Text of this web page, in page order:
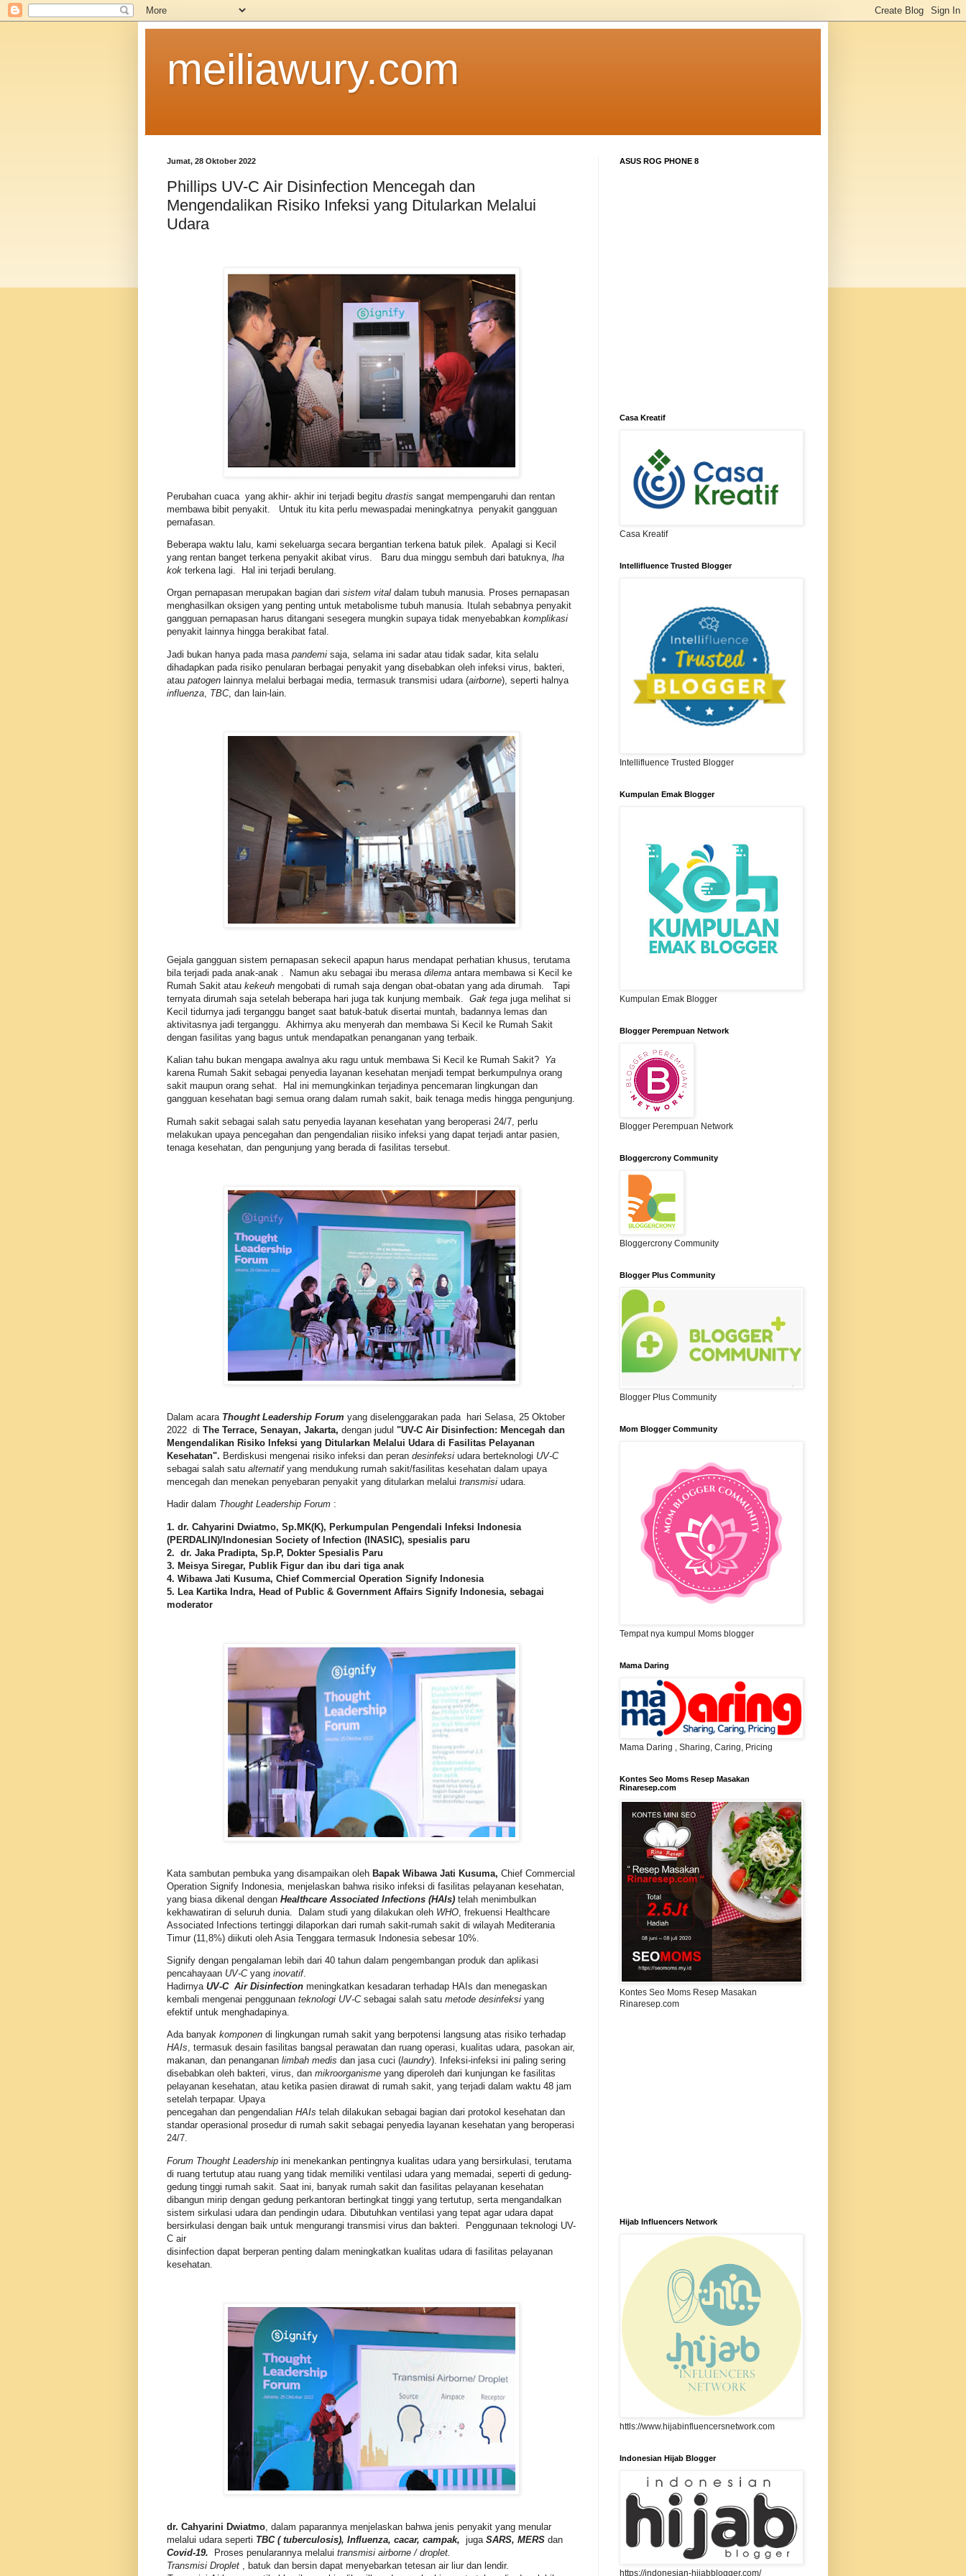
meiliawury.com
Jumat, 28 Oktober 2022
Phillips UV-C Air Disinfection Mencegah dan
Mengendalikan Risiko Infeksi yang Ditularkan Melalui
Udara
Perubahan cuaca yang akhir- akhir ini terjadi begitu drastis sangat mempengaruhi dan rentan
membawa bibit penyakit. Untuk itu kita perlu mewaspadai meningkatnya penyakit gangguan
pernafasan.
Beberapa waktu lalu, kami sekeluarga secara bergantian terkena batuk pilek. Apalagi si Kecil
yang rentan banget terkena penyakit akibat virus. Baru dua minggu sembuh dari batuknya, lha
kok terkena lagi. Hal ini terjadi berulang.
Organ pernapasan merupakan bagian dari sistem vital dalam tubuh manusia. Proses pernapasan
menghasilkan oksigen yang penting untuk metabolisme tubuh manusia. Itulah sebabnya penyakit
gangguan pernapasan harus ditangani sesegera mungkin supaya tidak menyebabkan komplikasi
penyakit lainnya hingga berakibat fatal.
Jadi bukan hanya pada masa pandemi saja, selama ini sadar atau tidak sadar, kita selalu
dihadapkan pada risiko penularan berbagai penyakit yang disebabkan oleh infeksi virus, bakteri,
atau patogen lainnya melalui berbagai media, termasuk transmisi udara (airborne), seperti halnya
influenza TBC, dan lain-lain.
Gejala gangguan sistem pernapasan sekecil apapun harus mendapat perhatian khusus, terutama
bila terjadi pada anak-anak . Namun aku sebagai ibu merasa dilema antara membawa si Kecil ke
Rumah Sakit atau kekeuh mengobati di rumah saja dengan obat-obatan yang ada dirumah. Tapi
ternyata dirumah saja setelah beberapa hari juga tak kunjung membaik. Gak tega juga melihat si
Kecil tidurnya jadi terganggu banget saat batuk-batuk disertai muntah, badannya lemas dan
aktivitasnya jadi terganggu. Akhirnya aku menyerah dan membawa Si Kecil ke Rumah Sakit
dengan fasilitas yang bagus untuk mendapatkan penanganan yang terbaik.
Kalian tahu bukan mengapa awalnya aku ragu untuk membawa Si Kecil ke Rumah Sakit? Ya
karena Rumah Sakit sebagai penyedia layanan kesehatan menjadi tempat berkumpulnya orang
sakit maupun orang sehat. Hal ini memungkinkan terjadinya pencemaran lingkungan dan
gangguan kesehatan bagi semua orang dalam rumah sakit, baik tenaga medis hingga pengunjung.
Rumah sakit sebagai salah satu penyedia layanan kesehatan yang beroperasi 24/7, perlu
melakukan upaya pencegahan dan pengendalian riisiko infeksi yang dapat terjadi antar pasien,
tenaga kesehatan, dan pengunjung yang berada di fasilitas tersebut.
Dalam acara Thought Leadership Forum yang diselenggarakan pada hari Selasa, 25 Oktober
2022 di The Terrace, Senayan, Jakarta, dengan judul "UV-C Air Disinfection: Mencegah dan
Mengendalikan Risiko Infeksi yang Ditularkan Melalui Udara di Fasilitas Pelayanan
Kesehatan". Berdiskusi mengenai risiko infeksi dan peran desinfeksi udara berteknologi UV-C
sebagai salah satu alternatifyang mendukung rumah sakit/fasilitas kesehatan dalam upaya
mencegah dan menekan penyebaran penyakit yang ditularkan melalui transmisi udara.
Hadir dalam Thought Leadership Forum :
1. dr. Cahyarini Dwiatmo, Sp.MK(K), Perkumpulan Pengendali Infeksi Indonesia
(PERDALIN)/Indonesian Society of Infection (INASIC), spesialis paru
2. dr. Jaka Pradipta, Sp.P, Dokter Spesialis Paru
3. Meisya Siregar, Publik Figur dan ibu dari tiga anak
4. Wibawa Jati Kusuma, Chief Commercial Operation Signify Indonesia
5. Lea Kartika Indra, Head of Public & Government Affairs Signify Indonesia, sebagai
moderator
Kata sambutan pembuka yang disampaikan oleh Bapak Wibawa Jati Kusuma, Chief Commercial
Operation Signify Indonesia, menjelaskan bahwa risiko infeksi di fasilitas pelayanan kesehatan,
yang biasa dikenal dengan Healthcare Associated Infections (HAIs) telah menimbulkan
kekhawatiran di seluruh dunia. Dalam studi yang dilakukan oleh WHO, frekuensi Healthcare
Associated Infections tertinggi dilaporkan dari rumah sakit-rumah sakit di wilayah Mediterania
Timur (11,8%) diikuti oleh Asia Tenggara termasuk Indonesia sebesar 10%.
Signify dengan pengalaman lebih dari 40 tahun dalam pengembangan produk dan aplikasi
pencahayaan UV-Cyang inovatif.
Hadirnya UV-C Air Disinfection meningkatkan kesadaran terhadap HAIs dan menegaskan
kembali mengenai penggunaan teknologi UV-C sebagai salah satu metode desinfeksi yang
efektif untuk menghadapinya.
Ada banyak komponen di lingkungan rumah sakit yang berpotensi langsung atas risiko terhadap
HAIs, termasuk desain fasilitas bangsal perawatan dan ruang operasi, kualitas udara, pasokan air,
makanan, dan penanganan limbah medis dan jasa cuci (laundry). Infeksi-infeksi ini paling sering
disebabkan oleh bakteri, virus, dan mikroorganisme yang diperoleh dari kunjungan ke fasilitas
pelayanan kesehatan, atau ketika pasien dirawat di rumah sakit, yang terjadi dalam waktu 48 jam
setelah terpapar. Upaya
pencegahan dan pengendalian HAIs telah dilakukan sebagai bagian dari protokol kesehatan dan
standar operasional prosedur di rumah sakit sebagai penyedia layanan kesehatan yang beroperasi
24/7.
Forum Thought Leadership ini menekankan pentingnya kualitas udara yang bersirkulasi, terutama
di ruang tertutup atau ruang yang tidak memiliki ventilasi udara yang memadai, seperti di gedung-
gedung tinggi rumah sakit. Saat ini, banyak rumah sakit dan fasilitas pelayanan kesehatan
dibangun mirip dengan gedung perkantoran bertingkat tinggi yang tertutup, serta mengandalkan
sistem sirkulasi udara dan pendingin udara. Dibutuhkan ventilasi yang tepat agar udara dapat
bersirkulasi dengan baik untuk mengurangi transmisi virus dan bakteri. Penggunaan teknologi UV-
C air
disinfection dapat berperan penting dalam meningkatkan kualitas udara di fasilitas pelayanan
kesehatan.
dr. Cahyarini Dwiatmo, dalam paparannya menjelaskan bahwa jenis penyakit yang menular
melalui udara seperti TBC ( tuberculosis), Influenza, cacar, campak, jugaSARS, MERS dan
Covid-19. Proses penularannya melalui transmisi airborne / droplet.
Transmisi Droplet , batuk dan bersin dapat menyebarkan tetesan air liur dan lendir.
ASUS ROG PHONE 8
Casa Kreatif
Casa Kreatif
Intellifluence Trusted Blogger
Intellifluence Trusted Blogger
Kumpulan Emak Blogger
Kumpulan Emak Blogger
Blogger Perempuan Network
Blogger Perempuan Network
Bloggercrony Community
Bloggercrony Community
Blogger Plus Community
Blogger Plus Community
Mom Blogger Community
Tempat nya kumpul Moms blogger
Mama Daring
Mama Daring , Sharing, Caring, Pricing
Kontes Seo Moms Resep Masakan
Rinaresep.com
Kontes Seo Moms Resep Masakan
Rinaresep.com
Hijab Influencers Network
httls://www.hijabinfluencersnetwork.com
Indonesian Hijab Blogger
https://indonesian-hijabblogger.com/